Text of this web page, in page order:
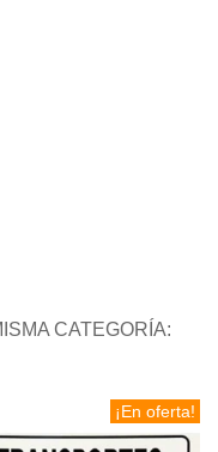
CATEGORÍA:
¡En oferta!